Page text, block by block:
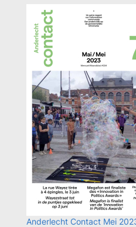
Anderlecht Contact Mei